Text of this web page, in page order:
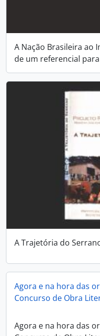
A Nação Brasileira ao
de um referencial
A Trajetória do
Agora e na hora das
Concurso de Obra
Agora e na hora das